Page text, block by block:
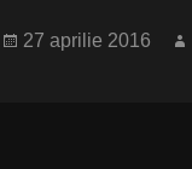
Publicat
27 aprilie 2016